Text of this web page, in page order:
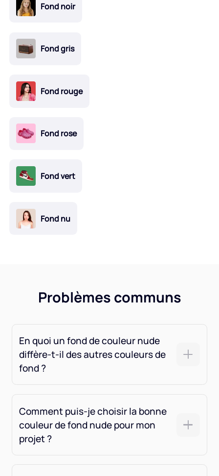
Fond noir
Fond gris
Fond rouge
Fond rose
Fond vert
Fond nu
Problèmes communs
En quoi un fond de couleur nude
diffère-t-il des autres couleurs de
fond ?
Comment puis-je choisir la bonne
couleur de fond nude pour mon
projet ?